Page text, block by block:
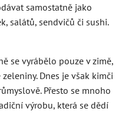
samostatně jako
salátů, sendvičů či sushi.
se vyrábělo pouze v zimě,
Dnes je však kimči
Přesto se mnoho
výrobu, která se dědí